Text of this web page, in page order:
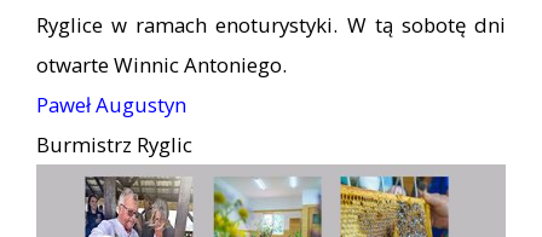
Ryglice w ramach enoturystyki. W tą sobotę dni
otwarte Winnic Antoniego.
Paweł Augustyn
Burmistrz Ryglic